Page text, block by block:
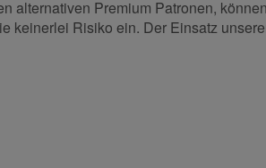
alternativen Premium Patronen,
keinerlei Risiko ein. Der Einsatz